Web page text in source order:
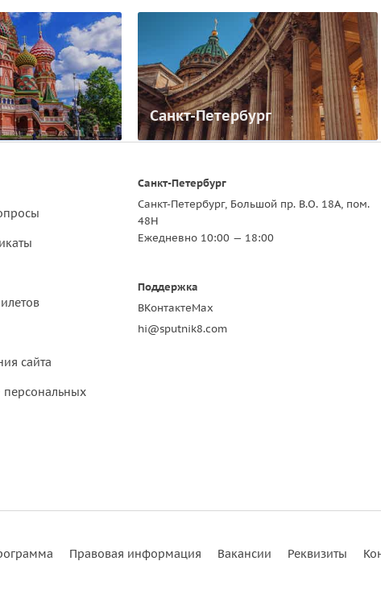
Санкт-Петербург
сайта
персональных
Санкт-Петербург
Санкт-Петербург, Большой пр. В.О. 18A, пом.
48Н
Ежедневно 10:00 — 18:00
Поддержка
ВКонтактеMax
hi@sputnik8.com
Правовая информация Вакансии Реквизиты